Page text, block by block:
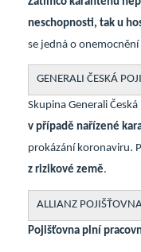
neschopnosti, tak u
se jedná o
GENERALI ČESKÁ
Skupina Generali
v případě nařízené
prokázání koronaviru.
z rizikové země.
ALLIANZ
Pojišťovna plní